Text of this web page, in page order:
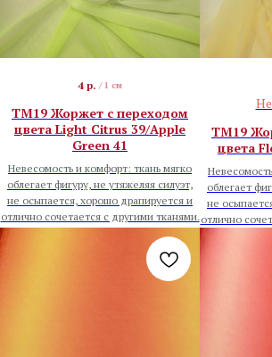
4 р. / 1 см
TM19 Жоржет с переходом
цвета Light Citrus 39/Apple
Green 41
Невесомость и комфорт: ткань мягко
облегает фигуру, не утяжеляя силуэт,
не осыпается, хорошо драпируется и
отлично сочетается с другими тканями.
TM19
цвета
облегает
не
отлично